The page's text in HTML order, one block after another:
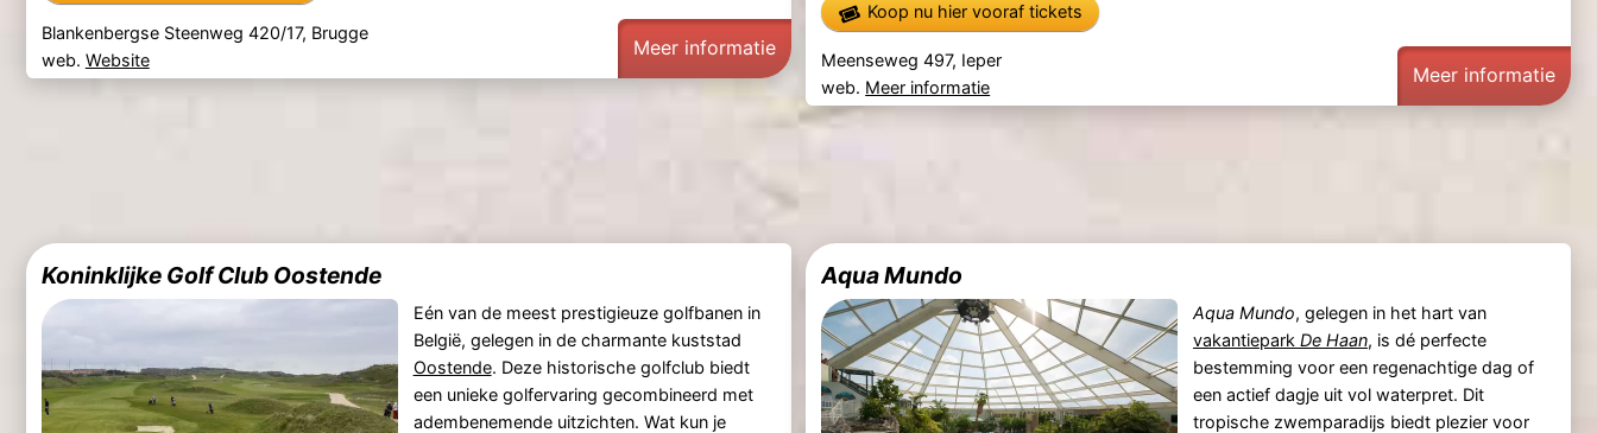
Blankenbergse Steenweg 420/17, Brugge
web. Website Meer informatie
Koop nu hier vooraf tickets
Meenseweg 497, Ieper
web. Meer informatie Meer informatie
Koninklijke Golf Club Oostende
Eén van de meest prestigieuze golfbanen in
België, gelegen in de charmante kuststad
Oostende. Deze historische golfclub biedt
een unieke golfervaring gecombineerd met
adembenemende uitzichten. Wat kun je
Aqua Mundo
Aqua Mundo, gelegen in het hart van
vakantiepark De Haan, is dé perfecte
bestemming voor een regenachtige dag of
een actief dagje uit vol waterpret. Dit
tropische zwemparadijs biedt plezier voor